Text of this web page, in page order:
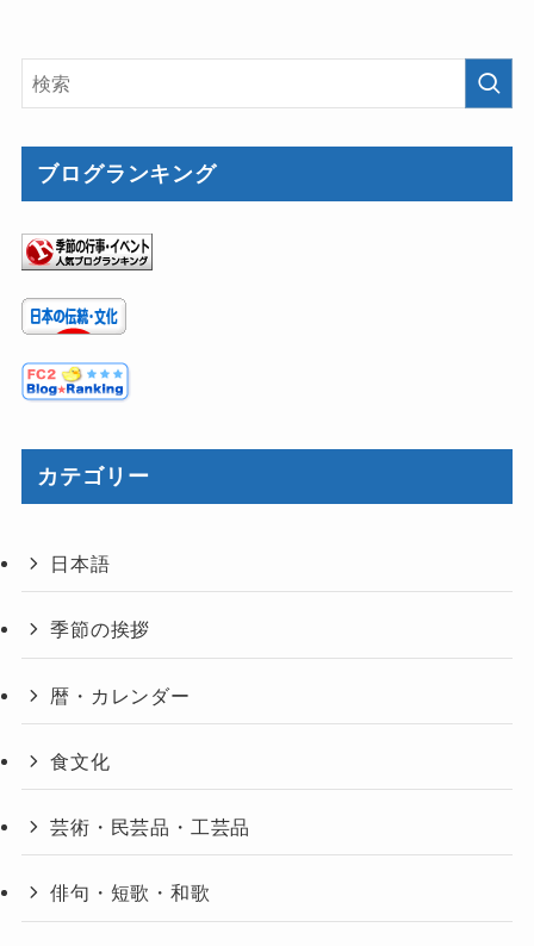
ブログランキング
カテゴリー
日本語
季節の挨拶
暦・カレンダー
食文化
芸術・民芸品・工芸品
俳句・短歌・和歌